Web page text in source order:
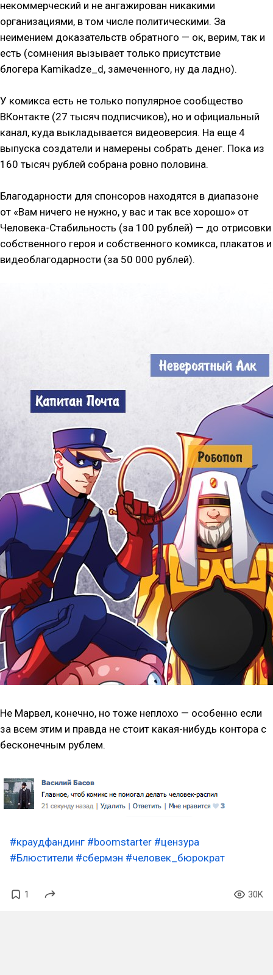
некоммерческий и не ангажирован никакими
организациями, в том числе политическими. За
неимением доказательств обратного — ок, верим, так и
есть (сомнения вызывает только присутствие
блогера Kamikadze_d, замеченного, ну да ладно).
У комикса есть не только популярное сообщество
ВКонтакте (27 тысяч подписчиков), но и официальный
канал, куда выкладывается видеоверсия. На еще 4
выпуска создатели и намерены собрать денег. Пока из
160 тысяч рублей собрана ровно половина.
Благодарности для спонсоров находятся в диапазоне
от «Вам ничего не нужно, у вас и так все хорошо» от
Человека-Стабильность (за 100 рублей) — до отрисовки
собственного героя и собственного комикса, плакатов и
видеоблагодарности (за 50 000 рублей).
Не Марвел, конечно, но тоже неплохо — особенно если
за всем этим и правда не стоит какая-нибудь контора с
бесконечным рублем.
#краудфандинг #boomstarter #цензура
#Блюстители #сбермэн #человек_бюрократ
1 30K